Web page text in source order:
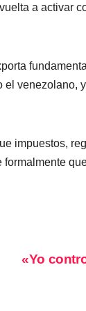
a activar
venezolano,
impuestos,
«Yo